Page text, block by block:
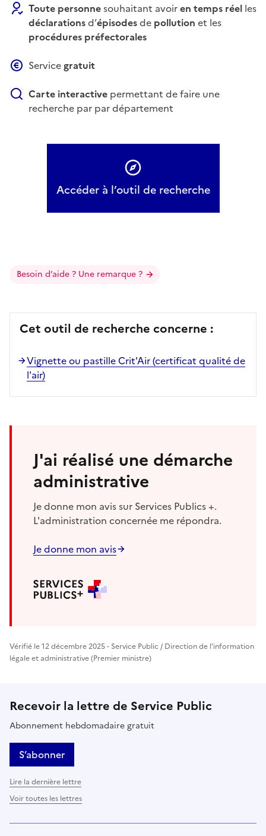
Toute personnesouhaitant avoiren temps réel les
déclarationsd’épisodesde pollution et les
procédures préfectorales
Service gratuit
Carte interactive permettant de faire une
recherche par par département
Accéder à l’outil de recherche
Besoin d’aide ? Une remarque ?
Cet outil de recherche concerne :
Vignette ou pastille Crit'Air (certificat qualité de
l'air)
J'ai réalisé une démarche
administrative
Je donne mon avis sur Services Publics +.
L'administration concernée me répondra.
Je donne mon avis
Vérifié le 12 décembre 2025 - Service Public / Direction de l'information
légale et administrative (Premier ministre)
Recevoir la lettre de Service Public
Abonnement hebdomadaire gratuit
S’abonner
Lire la dernière lettre
Voir toutes les lettres